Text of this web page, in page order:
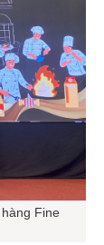
Fine